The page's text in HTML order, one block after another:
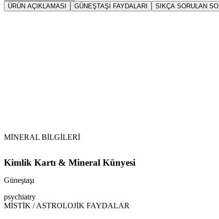
ÜRÜN AÇIKLAMASI
GÜNEŞTAŞI FAYDALARI SIKÇA SORULAN
MİNERAL BİLGİLERİ
Kimlik Kartı & Mineral Künyesi
Güneştaşı
psychiatry
MİSTİK / ASTROLOJİK FAYDALAR